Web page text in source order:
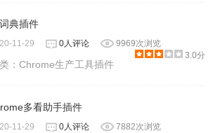
典插件
11-29 0人评论
9969次浏览
3.0分
：Chrome生产工具插件
多看助手插件
11-29 0人评论
7882次浏览